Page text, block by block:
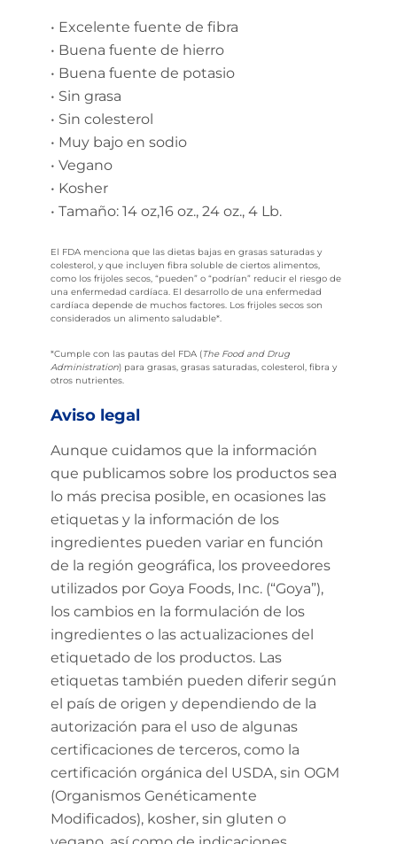
• Excelente fuente de fibra
• Buena fuente de hierro
• Buena fuente de potasio
• Sin grasa
• Sin colesterol
• Muy bajo en sodio
• Vegano
• Kosher
• Tamaño: 14 oz,16 oz., 24 oz., 4 Lb.
El FDA menciona que las dietas bajas en grasas saturadas y
colesterol, y que incluyen fibra soluble de ciertos alimentos,
como los frijoles secos, “pueden” o “podrían” reducir el riesgo de
una enfermedad cardíaca. El desarrollo de una enfermedad
cardíaca depende de muchos factores. Los frijoles secos son
considerados un alimento saludable*.
*Cumple con las pautas del FDA (The Food and Drug
Administration) para grasas, grasas saturadas, colesterol, fibra y
otros nutrientes.
Aviso legal
Aunque cuidamos que la información
que publicamos sobre los productos sea
lo más precisa posible, en ocasiones las
etiquetas y la información de los
ingredientes pueden variar en función
de la región geográfica, los proveedores
utilizados por Goya Foods, Inc. (“Goya”),
los cambios en la formulación de los
ingredientes o las actualizaciones del
etiquetado de los productos. Las
etiquetas también pueden diferir según
el país de origen y dependiendo de la
autorización para el uso de algunas
certificaciones de terceros, como la
certificación orgánica del USDA, sin OGM
(Organismos Genéticamente
Modificados), kosher, sin gluten o